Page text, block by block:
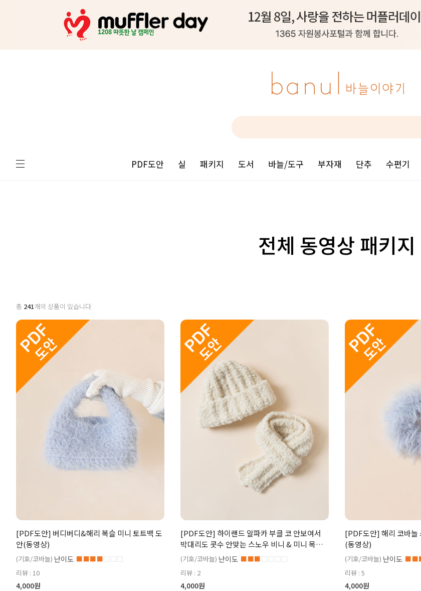
PDF도안 실 패키지 도서 바늘/도구 부자재 단추 수편기
전체 동영상 패키지
총 241개의 상품이 있습니다.
[PDF도안] 버디버디&해리 복슬 미니 토트백 도
안(동영상)
(기호/코바늘) 난이도 ■■■■□□□
리뷰 : 10
4,000원
[PDF도안] 하이랜드 알파카 부클 코 안보여서
박대리도 콧수 안맞는 스노우 비니 & 미니 목도
리 도안(동영상)
(기호/코바늘) 난이도 ■■■□□□□
리뷰 : 2
4,000원
[PDF도안] 해리 코바늘
(동영상)
(기호/코바늘) 난이도
리뷰 : 5
4,000원